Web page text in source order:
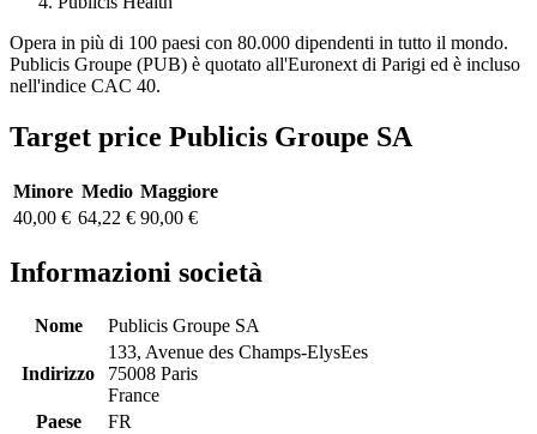
Opera in più di 100 paesi con 80.000 dipendenti in tutto il mondo.
Publicis Groupe (PUB) è quotato all'Euronext di Parigi ed è incluso
nell'indice CAC 40.
Target price Publicis Groupe SA
Minore Medio Maggiore
40,00 € 64,22 € 90,00 €
Informazioni società
Nome Publicis Groupe SA
Indirizzo
133, Avenue des Champs-ElysEes
75008 Paris
France
Paese
FR